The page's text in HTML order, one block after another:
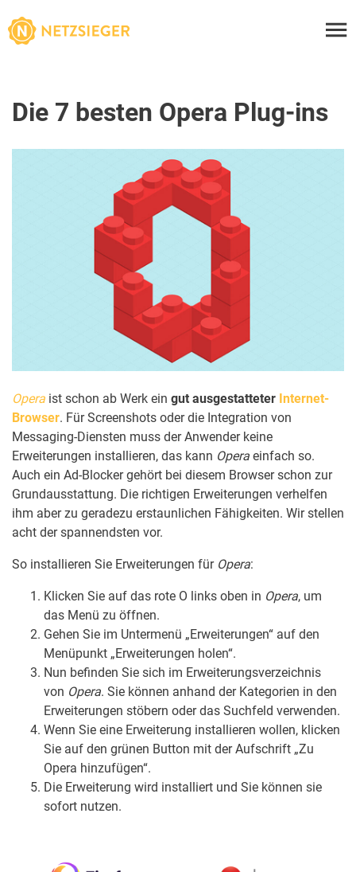
Die 7 besten Opera Plug-ins
Opera ist schon ab Werk ein gut ausgestatteter Internet-
Browser. Für Screenshots oder die Integration von
Messaging-Diensten muss der Anwender keine
Erweiterungen installieren, das kann Opera einfach so.
Auch ein Ad-Blocker gehört bei diesem Browser schon zur
Grundausstattung. Die richtigen Erweiterungen verhelfen
ihm aber zu geradezu erstaunlichen Fähigkeiten. Wir stellen
acht der spannendsten vor.
So installieren Sie Erweiterungen für Opera:
Klicken Sie auf das rote O links oben in Opera, um
das Menü zu öffnen.
Gehen Sie im Untermenü „Erweiterungen“ auf den
Menüpunkt „Erweiterungen holen“.
Nun befinden Sie sich im Erweiterungsverzeichnis
von Opera. Sie können anhand der Kategorien in den
Erweiterungen stöbern oder das Suchfeld verwenden.
Wenn Sie eine Erweiterung installieren wollen, klicken
Sie auf den grünen Button mit der Aufschrift „Zu
Opera hinzufügen“.
Die Erweiterung wird installiert und Sie können sie
sofort nutzen.